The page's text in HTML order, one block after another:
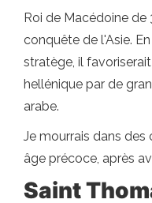
Roi de Macédoine de
conquête de l'Asie.
stratège, il
hellénique par de
arabe.
Je mourrais dans des
âge précoce, après
Saint